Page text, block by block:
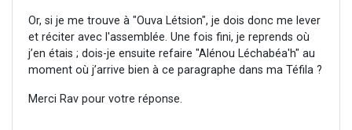
Or, si je me trouve à "Ouva Létsion", je dois donc me lever
et réciter avec l'assemblée. Une fois fini, je reprends où
j’en étais ; dois-je ensuite refaire "Alénou Léchabéa'h" au
moment où j’arrive bien à ce paragraphe dans ma Téfila ?
Merci Rav pour votre réponse.